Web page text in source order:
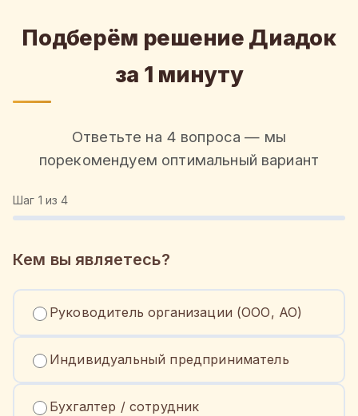
Подберём решение Диадок
за 1 минуту
Ответьте на 4 вопроса — мы
порекомендуем оптимальный вариант
Шаг 1 из 4
Кем вы являетесь?
Руководитель организации (ООО, АО)
Индивидуальный предприниматель
Бухгалтер / сотрудник